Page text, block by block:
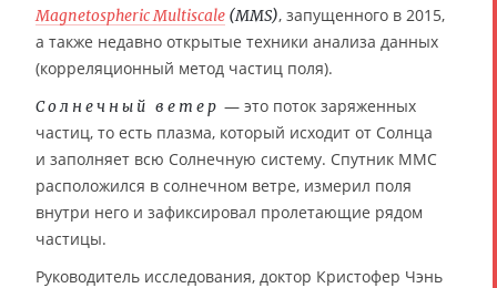
Magnetospheric Multiscale (MMS), запущенного в 2015,
а также недавно открытые техники анализа данных
(корреляционный метод частиц поля).
Солнечный ветер — это поток заряженных
частиц, то есть плазма, который исходит от Солнца
и заполняет всю Солнечную систему. Спутник ММС
расположился в солнечном ветре, измерил поля
внутри него и зафиксировал пролетающие рядом
частицы.
Руководитель исследования, доктор Кристофер Чэнь